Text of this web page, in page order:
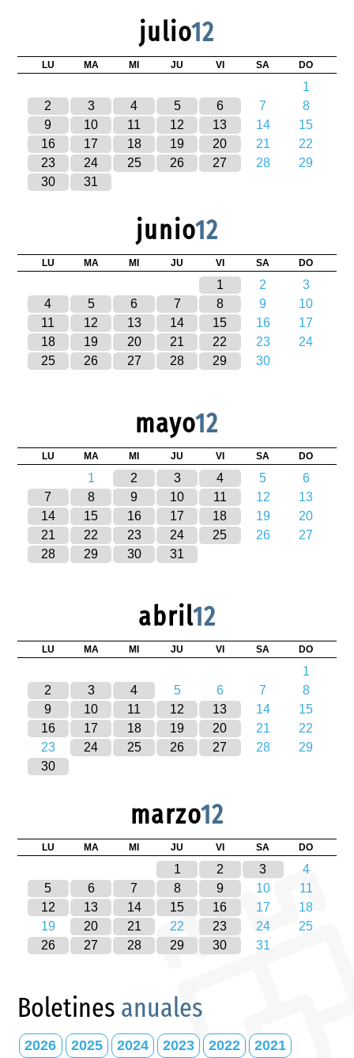
julio12
LU MA MI JU VI SA DO
1
2
3 4 5 6 7
8
9
10 11 12 13 14
15
16
17 18 19 20 21
22
23
24 25 26 27 28
29
30
31
junio12
LU MA MI JU VI SA DO
1 2
3
4
5 6 7 8 9
10
11
12 13 14 15 16
17
18
19 20 21 22 23
24
25
26 27 28 29 30
mayo12
LU MA MI JU VI SA DO
1 2 3 4 5
6
7
8 9 10 11 12
13
14
15 16 17 18 19
20
21
22 23 24 25 26
27
28
29 30 31
abril12
LU MA MI JU VI SA DO
1
2
3 4 5 6 7
8
9
10 11 12 13 14
15
16
17 18 19 20 21
22
23
24 25 26 27 28
29
30
marzo12
LU MA MI JU VI SA DO
1 2 3
4
5
6 7 8 9 10
11
12
13 14 15 16 17
18
19
20 21 22 23 24
25
26
27 28 29 30 31
Boletines anuales
2026 2025 2024 2023 2022 2021